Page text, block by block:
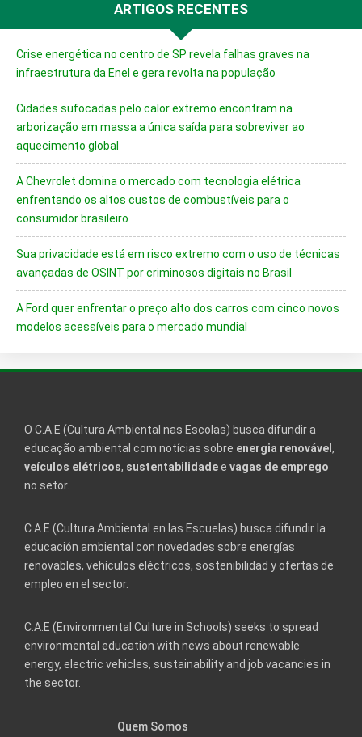
ARTIGOS RECENTES
Crise energética no centro de SP revela falhas graves na
infraestrutura da Enel e gera revolta na população
Cidades sufocadas pelo calor extremo encontram na
arborização em massa a única saída para sobreviver ao
aquecimento global
A Chevrolet domina o mercado com tecnologia elétrica
enfrentando os altos custos de combustíveis para o
consumidor brasileiro
Sua privacidade está em risco extremo com o uso de técnicas
avançadas de OSINT por criminosos digitais no Brasil
A Ford quer enfrentar o preço alto dos carros com cinco novos
modelos acessíveis para o mercado mundial
O C.A.E (Cultura Ambiental nas Escolas) busca difundir a
educação ambiental com notícias sobre energia renovável ,
veículos elétricos, sustentabilidadee vagas de emprego
no setor.
C.A.E (Cultura Ambiental en las Escuelas) busca difundir la
educación ambiental con novedades sobre energías
renovables, vehículos eléctricos, sostenibilidad y ofertas de
empleo en el sector.
C.A.E (Environmental Culture in Schools) seeks to spread
environmental education with news about renewable
energy, electric vehicles, sustainability and job vacancies in
the sector.
Quem Somos